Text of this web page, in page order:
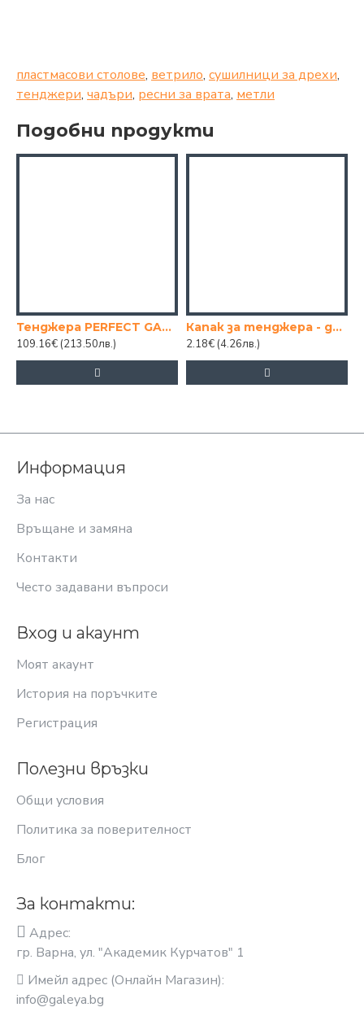
пластмасови столове, ветрило, сушилници за дрехи,
тенджери, чадъри, ресни за врата, метли
Подобни продукти
Тенджера PERFECT GASTRO 50х30см 54lt
109.16€ (213.50лв.)
Капак за тенджера - диаметър 24 см
2.18€ (4.26лв.)
Информация
За нас
Връщане и замяна
Контакти
Често задавани въпроси
Вход и акаунт
Моят акаунт
История на поръчките
Регистрация
Полезни връзки
Общи условия
Политика за поверителност
Блог
За контакти:
Адрес:
гр. Варна, ул. "Академик Курчатов" 1
Имейл адрес (Онлайн Магазин):
info@galeya.bg